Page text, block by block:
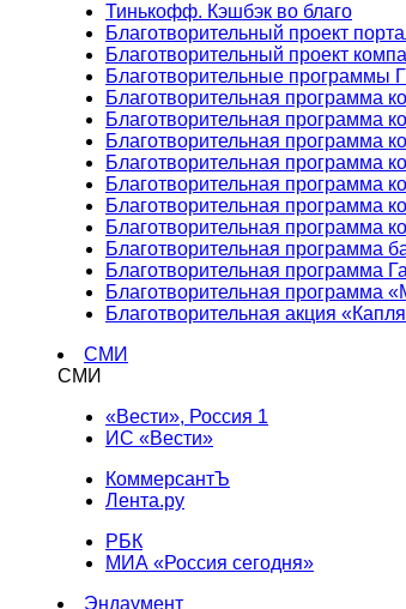
Тинькофф. Кэшбэк во благо
Благотворительный проект
Благотворительный проект
Благотворительные программы
Благотворительная программа
Благотворительная программа
Благотворительная программа
Благотворительная программа
Благотворительная программа
Благотворительная программа
Благотворительная программа
Благотворительная программа
Благотворительная программа
Благотворительная программа
Благотворительная акция
СМИ
СМИ
«Вести», Россия 1
ИС «Вести»
КоммерсантЪ
Лента.ру
РБК
МИА «Россия сегодня»
Эндаумент